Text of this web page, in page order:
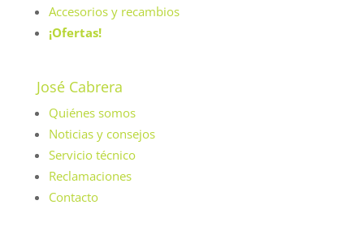
Accesorios y recambios
¡Ofertas!
José Cabrera
Quiénes somos
Noticias y consejos
Servicio técnico
Reclamaciones
Contacto